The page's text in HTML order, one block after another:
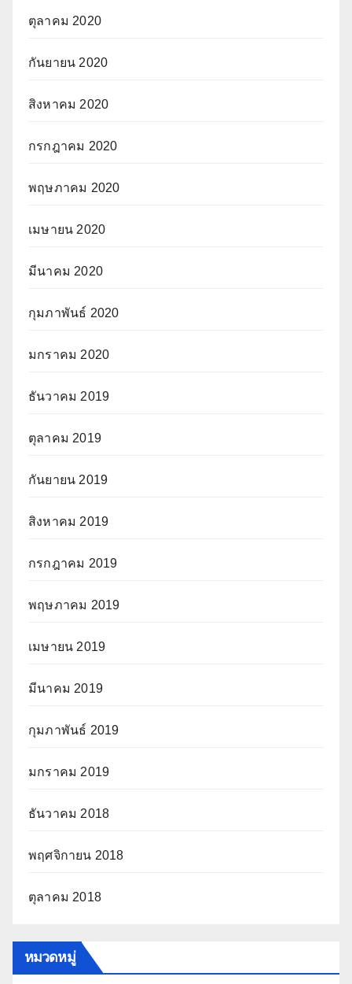
ตุลาคม 2020
กันยายน 2020
สิงหาคม 2020
กรกฎาคม 2020
พฤษภาคม 2020
เมษายน 2020
มีนาคม 2020
กุมภาพันธ์ 2020
มกราคม 2020
ธันวาคม 2019
ตุลาคม 2019
กันยายน 2019
สิงหาคม 2019
กรกฎาคม 2019
พฤษภาคม 2019
เมษายน 2019
มีนาคม 2019
กุมภาพันธ์ 2019
มกราคม 2019
ธันวาคม 2018
พฤศจิกายน 2018
ตุลาคม 2018
หมวดหมู่